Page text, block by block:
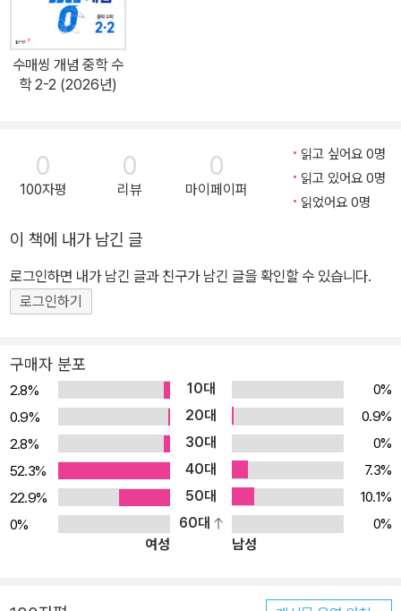
수매씽 개념 중학 수
학 2-2 (2026년)
0
100자평
0
리뷰
0
마이페이퍼
읽고 싶어요 0명
읽고 있어요 0명
읽었어요 0명
이 책에 내가 남긴 글
로그인하면 내가 남긴 글과 친구가 남긴 글을 확인할 수 있습니다.
로그인하기
구매자 분포
2.8% 10대
0%
0.9%
20대
0.9%
2.8%
30대
0%
52.3%
40대
7.3%
22.9%
50대
10.1%
0%
60대
0%
여성
남성